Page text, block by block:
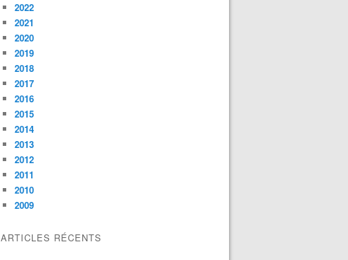
2022
2021
2020
2019
2018
2017
2016
2015
2014
2013
2012
2011
2010
2009
ARTICLES RÉCENTS